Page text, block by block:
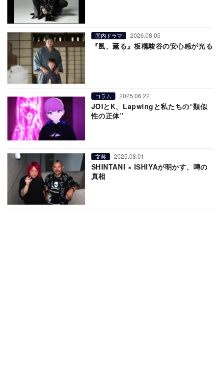
国内ドラマ 2026.08.05
『風、薫る』板橋駿谷の安心感が光る
コラム 2025.06.22
JOIとK、Lapwingと私たちの“類似
性の正体”
文芸 2025.08.01
SHINTANI × ISHIYAが明かす、噂の
真相